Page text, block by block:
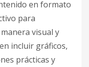
en formato
para
visual y
incluir gráficos,
prácticas y